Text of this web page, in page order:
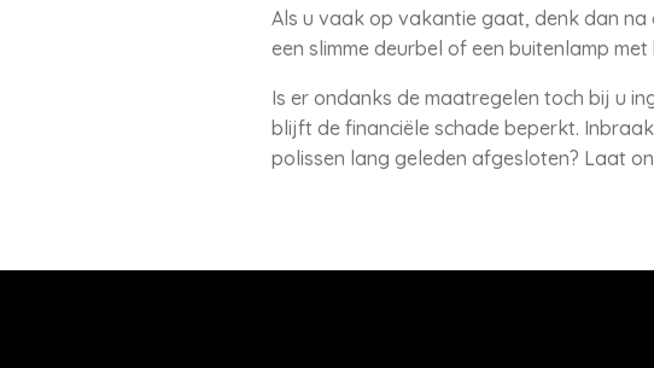
Als u vaak op vakantie gaat, denk dan
een slimme deurbel of een buitenlamp met
Is er ondanks de maatregelen toch bij u
blijft de financiële schade beperkt.
polissen lang geleden afgesloten? Laat